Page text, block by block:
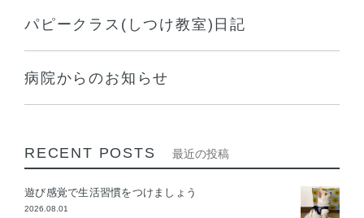
パピークラス(しつけ教室)日記
病院からのお知らせ
RECENT POSTS 最近の投稿
遊び感覚で生活習慣をつけましょう
2026.08.01